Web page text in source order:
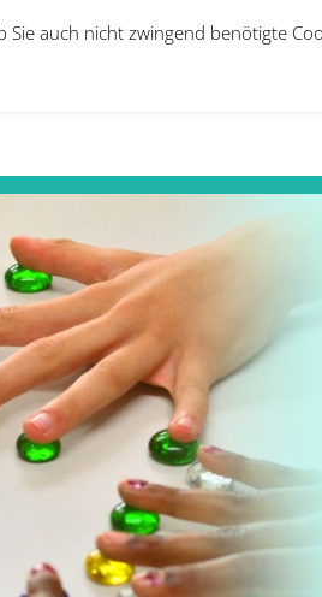
auch nicht zwingend benötigte